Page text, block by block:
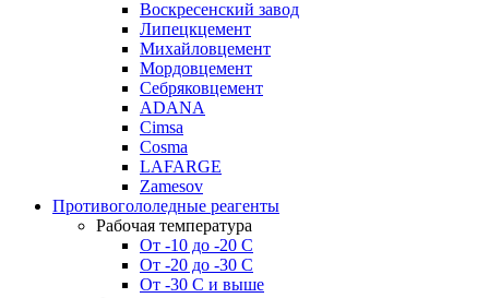
Воскресенский завод
Липецкцемент
Михайловцемент
Мордовцемент
Себряковцемент
ADANA
Cimsa
Cosma
LAFARGE
Zamesov
Противогололедные реагенты
Рабочая температура
От -10 до -20 С
От -20 до -30 С
От -30 С и выше